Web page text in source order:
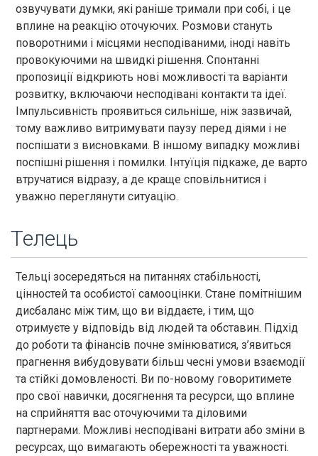
озвучувати думки, які раніше тримали при собі, і це
вплине на реакцію оточуючих. Розмови стануть
поворотними і місцями несподіваними, іноді навіть
провокуючими на швидкі рішення. Спонтанні
пропозиції відкриють нові можливості та варіанти
розвитку, включаючи несподівані контакти та ідеї.
Імпульсивність проявиться сильніше, ніж зазвичай,
тому важливо витримувати паузу перед діями і не
поспішати з висновками. В іншому випадку можливі
поспішні рішення і помилки. Інтуїція підкаже, де варто
втручатися відразу, а де краще сповільнитися і
уважно переглянути ситуацію.
Телець
Тельці зосередяться на питаннях стабільності,
цінностей та особистої самооцінки. Стане помітнішим
дисбаланс між тим, що ви віддаєте, і тим, що
отримуєте у відповідь від людей та обставин. Підхід
до роботи та фінансів почне змінюватися, з’явиться
прагнення вибудовувати більш чесні умови взаємодії
та стійкі домовленості. Ви по-новому говоритимете
про свої навички, досягнення та ресурси, що вплине
на сприйняття вас оточуючими та діловими
партнерами. Можливі несподівані витрати або зміни в
ресурсах, що вимагають обережності та уважності.